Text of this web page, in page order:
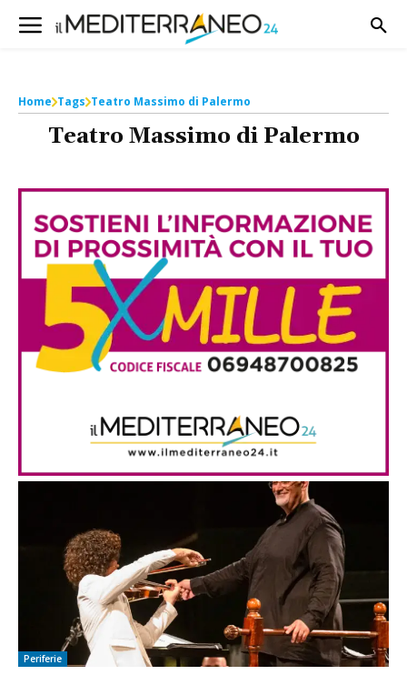
Home Tags Teatro Massimo di Palermo
Teatro Massimo di Palermo
Periferie